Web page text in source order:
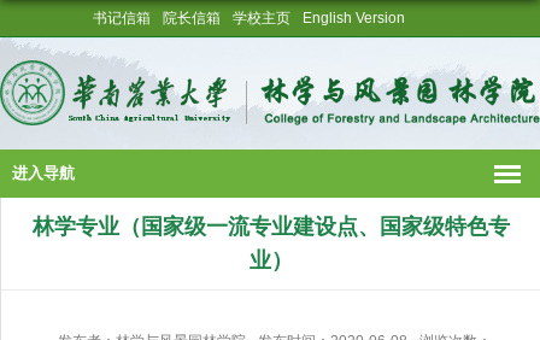
书记信箱 院长信箱 学校主页 English Version
进入导航
林学专业（国家级一流专业建设点、国家级特色专
业）